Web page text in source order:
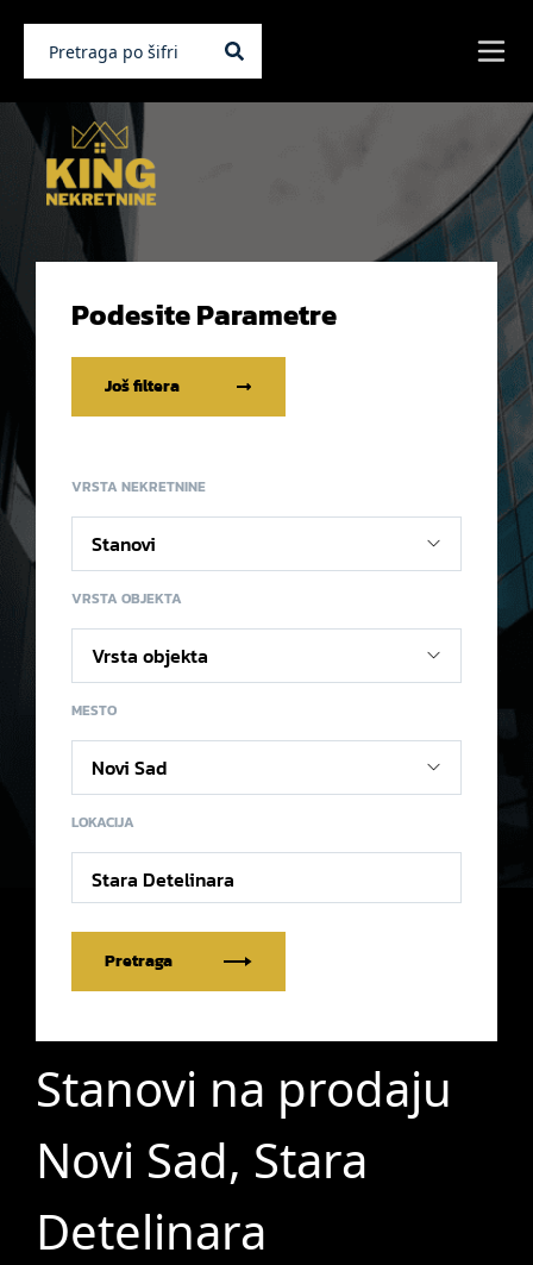
Podesite Parametre
Još filtera
VRSTA NEKRETNINE
VRSTA OBJEKTA
MESTO
LOKACIJA
Stara Detelinara
Pretraga
Stanovi na prodaju
Novi Sad, Stara
Detelinara